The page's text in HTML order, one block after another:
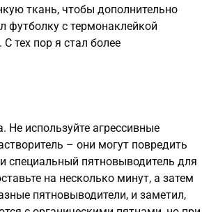
ткань, чтобы дополнительно
футболку с термонаклейкой
тех пор я стал более
Не используйте агрессивные
– они могут повредить
специальный пятновыводитель для
на несколько минут, а затем
пятновыводители, и заметил,